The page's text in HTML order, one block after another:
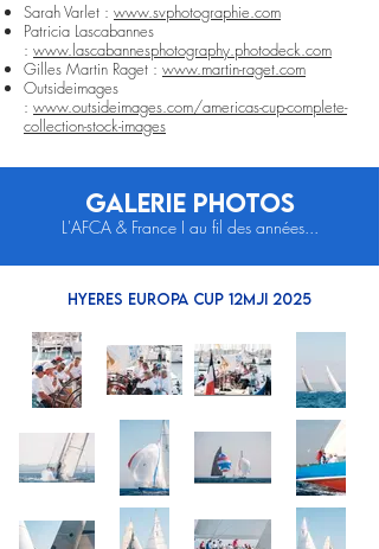
Sarah Varlet : www.svphotographie.com
Patricia Lascabannes
: www.lascabannesphotography.photodeck.com
Gilles Martin Raget : www.martin-raget.com
Outsideimages
: www.outsideimages.com/americas-cup-complete-
collection-stock-images
GALERIE PHOTOS
L'AFCA & France I au fil des années...
HYERES EUROPA CUP 12mJI 2025